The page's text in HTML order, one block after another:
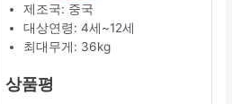
제조국: 중국
대상연령: 4세~12세
최대무게: 36kg
상품평